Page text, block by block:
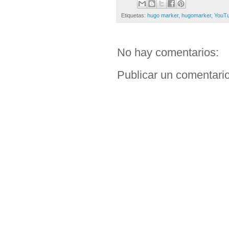
Etiquetas: hugo marker, hugomarker,
No hay comentarios:
Publicar un